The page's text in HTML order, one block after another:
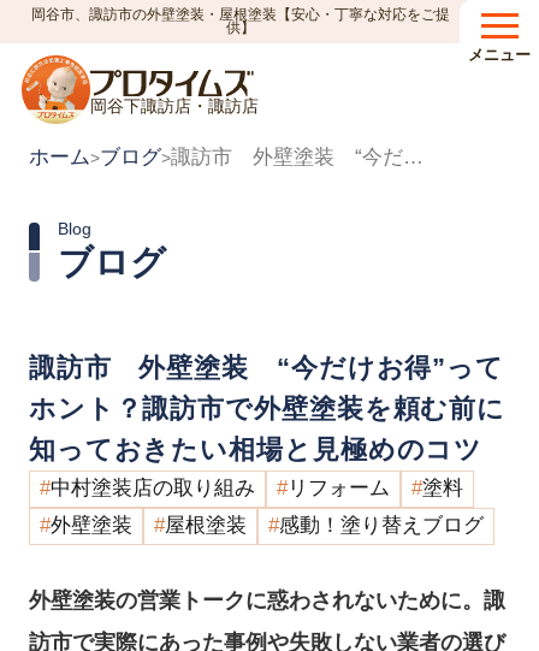
岡谷市、諏訪市の外壁塗装・屋根塗装【安心・丁寧な対応をご提
供】
岡谷下諏訪店・諏訪店
メニュー
ホーム>ブログ> 諏訪市 外壁塗装 “今だけお得”ってホント？諏訪市で外壁塗装を頼む前に知っておきたい相場と見極めのコツ
ブログ
Blog
諏訪市 外壁塗装 “今だけお得”って
ホント？諏訪市で外壁塗装を頼む前に
知っておきたい相場と見極めのコツ
中村塗装店の取り組み リフォーム
塗料
外壁塗装
屋根塗装 感動！塗り替えブログ
外壁塗装の営業トークに惑わされないために。諏
訪市で実際にあった事例や失敗しない業者の選び